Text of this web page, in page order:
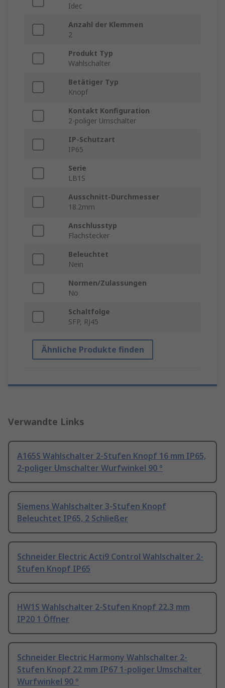
Idec
Anzahl der Klemmen
2
Produkt Typ
Wahlschalter
Betätiger Typ
Knopf
Kontakt Konfiguration
2-poliger Umschalter
IP-Schutzart
IP65
Serie
LB1S
Ausschnitt-Durchmesser
18.2mm
Anschlusstyp
Flachstecker
Beleuchtet
Nein
Normen/Zulassungen
No
Schaltfolge
SFP, RJ45
Ähnliche Produkte finden
Verwandte Links
A165S Wahlschalter 2-Stufen Knopf 16 mm IP65,
2-poliger Umschalter Wurfwinkel 90 °
Siemens Wahlschalter 3-Stufen Knopf
Beleuchtet IP65, 2 Schließer
Schneider Electric Acti9 Control Wahlschalter 2-
Stufen Knopf IP65
HW1S Wahlschalter 2-Stufen Knopf 22.3 mm
IP20 1 Öffner
Schneider Electric Harmony Wahlschalter 2-
Stufen Knopf 22 mm IP67 1-poliger Umschalter
Wurfwinkel 90 °